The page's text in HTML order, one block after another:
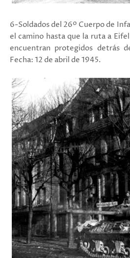
6-Soldados del 26º Cuerpo de
el camino hasta que la ruta a
encuentran protegidos detrás
Fecha: 12 de abril de 1945.